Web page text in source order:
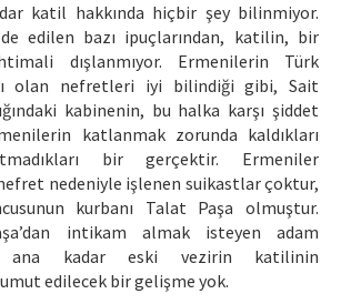
katil hakkında hiçbir şey bilinmiyor.
edilen bazı ipuçlarından, katilin, bir
dışlanmıyor. Ermenilerin Türk
olan nefretleri iyi bilindiği gibi, Sait
kabinenin, bu halka karşı şiddet
katlanmak zorunda kaldıkları
bir gerçektir. Ermeniler
nedeniyle işlenen suikastlar çoktur,
kurbanı Talat Paşa olmuştur.
intikam almak isteyen adam
ana kadar eski vezirin katilinin
edilecek bir gelişme yok.